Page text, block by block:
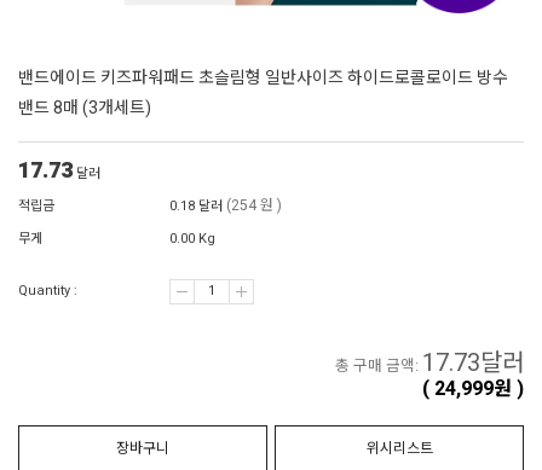
밴드에이드 키즈파워패드 초슬림형 일반사이즈 하이드로콜로이드 방수
밴드 8매 (3개세트)
17.73 달러
적립금
0.18 달러 (254 원 )
무게 0.00 Kg
Quantity :
총 구매 금액: 17.73달러
( 24,999원 )
장바구니 위시리스트